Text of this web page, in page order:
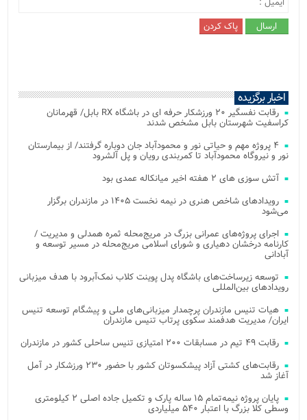
اخبار برگزیده
رقابت نفسگیر ۲۰ ورزشکار حرفه ای در باشگاه RX بابل/ قهرمانان
کراسفیت شهرستان بابل مشخص شدند
۴ پروژه مهم و حیاتی نور و محمودآباد جان دوباره گرفتند/ از بیمارستان
نور و نیروگاه محمودآباد تا کمربندی رویان و پل آلشرود
آتش‌ سوزی‌ های ۲ هفته اخیر میانکاله عمدی بود
رویدادهای شاخص هنری در نیمه نخست ۱۴۰۵ در مازندران برگزار
می‌شود
اجرای پروژه‌های عمرانی بزرگ در مریج‌محله ثمره همدلی و مدیریت /
کارنامه درخشان دهیاری و شورای اسلامی مریج‌محله در مسیر توسعه و
آبادانی
توسعه زیرساخت‌های باشگاه پدل پوینت کلاب نمک‌آبرود با هدف میزبانی
رویدادهای بین‌المللی
هیات تنیس مازندران پرچمدار میزبانی‌های ملی و پیشگام توسعه تنیس
ایران/ مدیریت هدفمند سکوی پرتاب تنیس مازندران
رقابت ۴۹ تیم در مسابقات ۲۰۰ امتیازی تنیس ساحلی کشور در مازندران
رقابت‌های کشتی آزاد پیشکسوتان کشور با حضور ۲۳۰ ورزشکار در آمل
آغاز شد
پایان پروژه نیمه‌تمام ۱۵ ساله پارک و تکمیل جاده اصلی ۲ کیلومتری
وسطی کلا بزرگ با اعتبار ۵۴۰ میلیاردی